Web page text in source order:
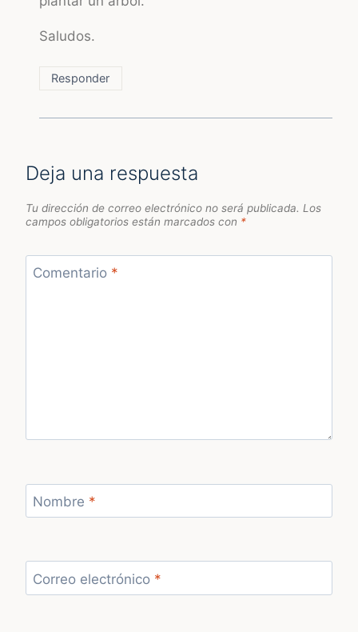
Saludos.
Responder
Deja una respuesta
Tu dirección de correo electrónico no será publicada. Los
campos obligatorios están marcados con *
Comentario *
Nombre *
Correo electrónico *